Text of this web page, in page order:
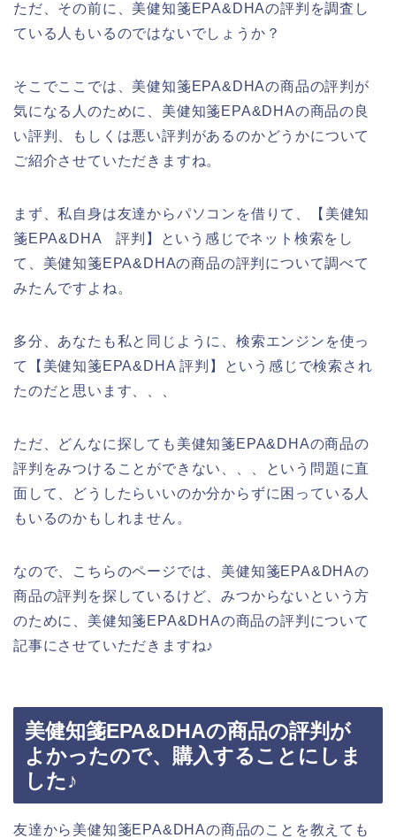
ただ、その前に、美健知箋EPA&DHAの評判を調査し
ている人もいるのではないでしょうか？
そこでここでは、美健知箋EPA&DHAの商品の評判が
気になる人のために、美健知箋EPA&DHAの商品の良
い評判、もしくは悪い評判があるのかどうかについて
ご紹介させていただきますね。
まず、私自身は友達からパソコンを借りて、【美健知
箋EPA&DHA 評判】という感じでネット検索をし
て、美健知箋EPA&DHAの商品の評判について調べて
みたんですよね。
多分、あなたも私と同じように、検索エンジンを使っ
て【美健知箋EPA&DHA 評判】という感じで検索され
たのだと思います、、、
ただ、どんなに探しても美健知箋EPA&DHAの商品の
評判をみつけることができない、、、という問題に直
面して、どうしたらいいのか分からずに困っている人
もいるのかもしれません。
なので、こちらのページでは、美健知箋EPA&DHAの
商品の評判を探しているけど、みつからないという方
のために、美健知箋EPA&DHAの商品の評判について
記事にさせていただきますね♪
美健知箋EPA&DHAの商品の評判が
よかったので、購入することにしま
した♪
友達から美健知箋EPA&DHAの商品のことを教えても